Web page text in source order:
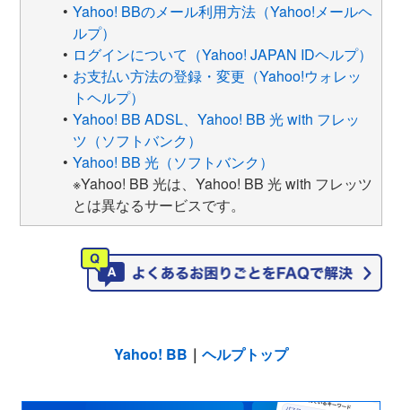
Yahoo! BBのメール利用方法（Yahoo!メールヘ
ルプ）
ログインについて（Yahoo! JAPAN IDヘルプ）
お支払い方法の登録・変更（Yahoo!ウォレッ
トヘルプ）
Yahoo! BB ADSL、Yahoo! BB 光 with フレッ
ツ（ソフトバンク）
Yahoo! BB 光（ソフトバンク）
※Yahoo! BB 光は、Yahoo! BB 光 with フレッツ
とは異なるサービスです。
Yahoo! BB ｜ ヘルプトップ